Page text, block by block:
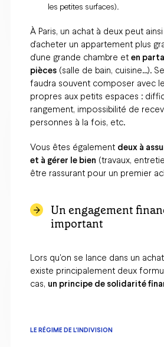
les petites surfaces).
À Paris, un achat à deux peut
d’acheter un appartement plus
d’une grande chambre et en
pièces(salle de bain, cuisine…).
faudra souvent composer avec
propres aux petits espaces :
rangement, impossibilité de
personnes à la fois, etc.
Vous êtes également deux à
et à gérer le bien (travaux,
être rassurant pour un premier
Un engagement
important
Lors qu'on se lance dans un
existe principalement deux
cas, un principe de solidarité
LE RÉGIME DE L'INDIVISION